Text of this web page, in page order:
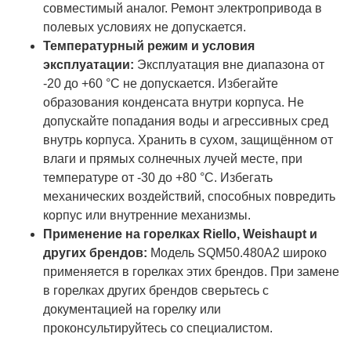
совместимый аналог. Ремонт электропривода в
полевых условиях не допускается.
Температурный режим и условия
эксплуатации: Эксплуатация вне диапазона от
-20 до +60 °C не допускается. Избегайте
образования конденсата внутри корпуса. Не
допускайте попадания воды и агрессивных сред
внутрь корпуса. Хранить в сухом, защищённом от
влаги и прямых солнечных лучей месте, при
температуре от -30 до +80 °C. Избегать
механических воздействий, способных повредить
корпус или внутренние механизмы.
Применение на горелках Riello, Weishaupt и
других брендов: Модель SQM50.480A2 широко
применяется в горелках этих брендов. При замене
в горелках других брендов сверьтесь с
документацией на горелку или
проконсультируйтесь со специалистом.